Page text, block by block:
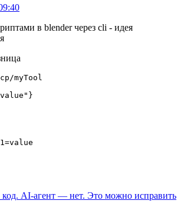
в blender через cli - идея
myTool
AI-агент — нет. Это можно исправить